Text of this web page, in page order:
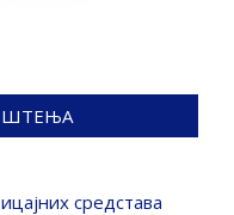
средстава